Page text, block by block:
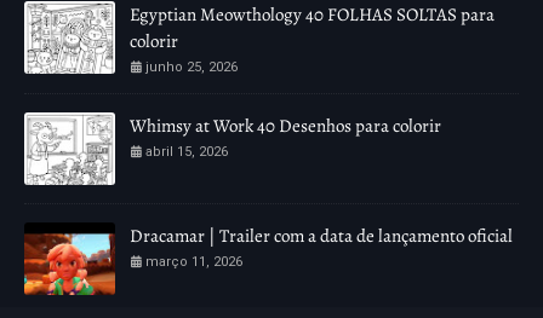
Egyptian Meowthology 40 FOLHAS SOLTAS para
colorir
junho 25, 2026
Whimsy at Work 40 Desenhos para colorir
abril 15, 2026
Dracamar | Trailer com a data de lançamento oficial
março 11, 2026